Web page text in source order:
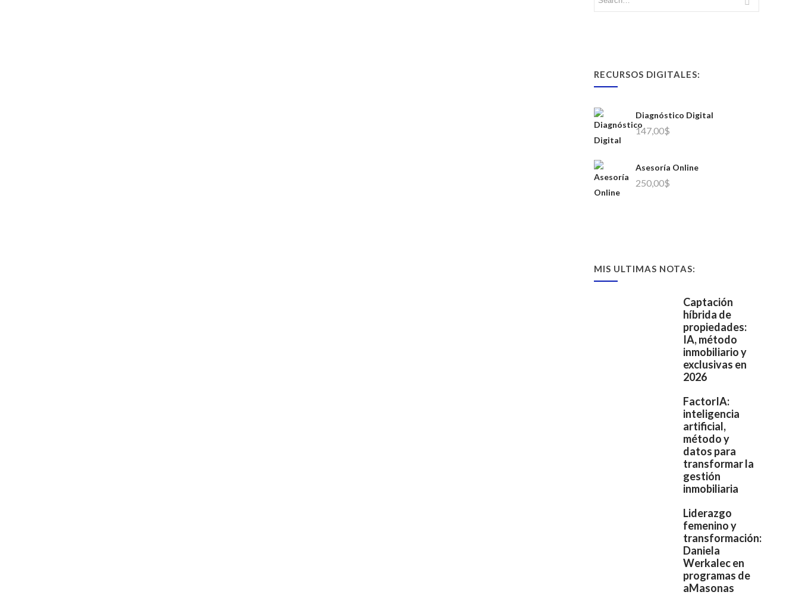
RECURSOS DIGITALES:
Diagnóstico Digital
147,00$
Asesoría Online
250,00$
MIS ULTIMAS NOTAS:
Captación
híbrida de
propiedades:
IA, método
inmobiliario y
exclusivas en
2026
FactorIA:
inteligencia
artificial,
método y
datos para
transformar la
gestión
inmobiliaria
Liderazgo
femenino y
transformación:
Daniela
Werkalec en
programas de
aMasonas